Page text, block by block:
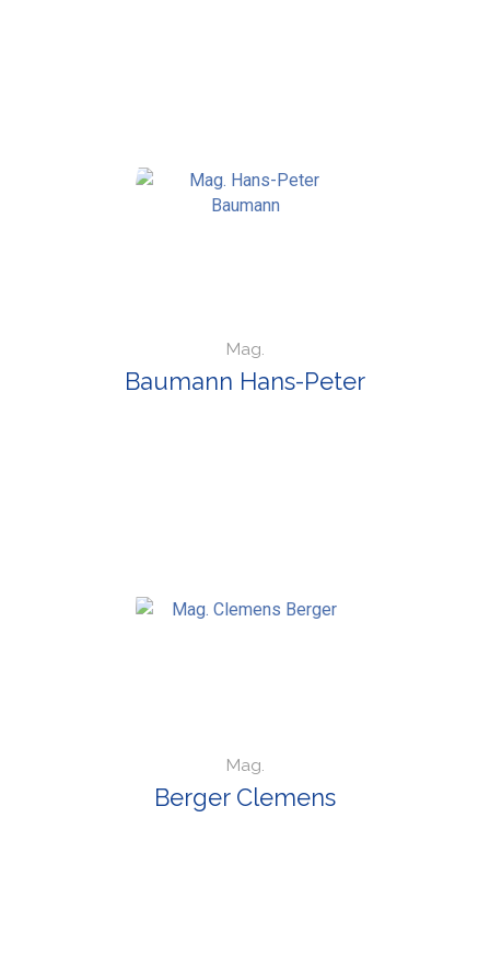
Mag.
Baumann Hans-Peter
Mag.
Berger Clemens